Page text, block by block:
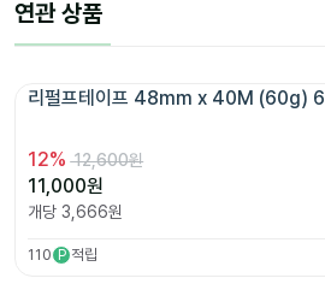
연관 상품
12% 12,600원
11,000원
개당 3,666원
110 P 적립